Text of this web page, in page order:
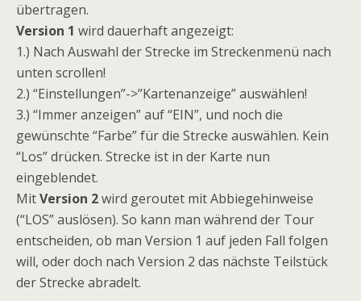
übertragen.
Version 1 wird dauerhaft angezeigt:
1.) Nach Auswahl der Strecke im Streckenmenü nach
unten scrollen!
2.) “Einstellungen”->”Kartenanzeige” auswählen!
3.) “Immer anzeigen” auf “EIN”, und noch die
gewünschte “Farbe” für die Strecke auswählen. Kein
“Los” drücken. Strecke ist in der Karte nun
eingeblendet.
MitVersion 2wird geroutet mit Abbiegehinweise
(“LOS” auslösen). So kann man während der Tour
entscheiden, ob man Version 1 auf jeden Fall folgen
will, oder doch nach Version 2 das nächste Teilstück
der Strecke abradelt.